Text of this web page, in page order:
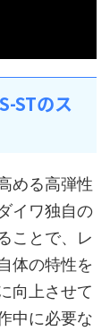
STのス
める高弾性
イワ独自の
ことで、レ
体の特性を
向上させて
中に必要な